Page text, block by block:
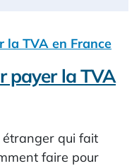
payer la TVA
étranger qui fait
faire pour